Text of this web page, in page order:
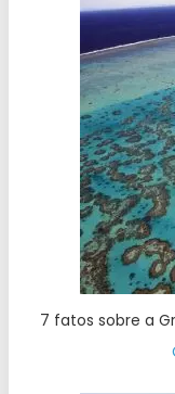
7 fatos sobre a